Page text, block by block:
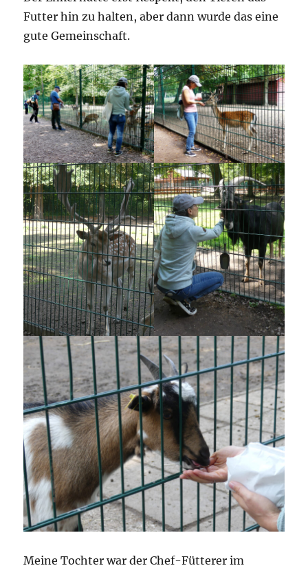
Futter hin zu halten, aber dann wurde das eine
gute Gemeinschaft.
Meine Tochter war der Chef-Fütterer im